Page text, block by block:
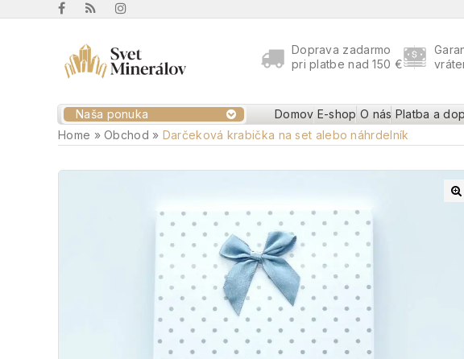
Doprava zadarmo
pri platbe nad 150 €
Naša ponuka Domov E-shop O nás Platba a
Home »Obchod » Darčeková krabička na set alebo náhrdelník